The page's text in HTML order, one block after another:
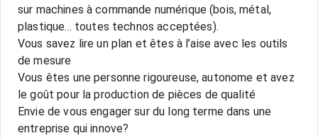
sur machines à commande numérique (bois, métal,
plastique... toutes technos acceptées).
Vous savez lire un plan et êtes à l’aise avec les outils
de mesure
Vous êtes une personne rigoureuse, autonome et avez
le goût pour la production de pièces de qualité
Envie de vous engager sur du long terme dans une
entreprise qui innove?